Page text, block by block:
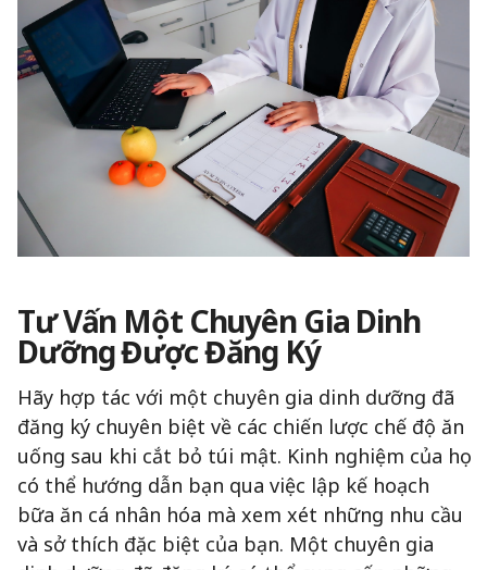
Tư Vấn Một Chuyên Gia Dinh
Dưỡng Được Đăng Ký
Hãy hợp tác với một chuyên gia dinh dưỡng đã
đăng ký chuyên biệt về các chiến lược chế độ ăn
uống sau khi cắt bỏ túi mật. Kinh nghiệm của họ
có thể hướng dẫn bạn qua việc lập kế hoạch
bữa ăn cá nhân hóa mà xem xét những nhu cầu
và sở thích đặc biệt của bạn. Một chuyên gia